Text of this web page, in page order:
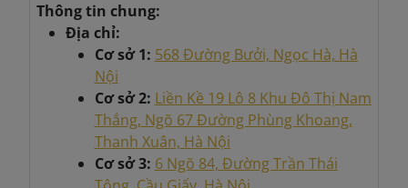
Thông tin chung:
Địa chỉ:
Cơ sở 1: 568 Đường Bưởi, Ngọc Hà, Hà
Nội
Cơ sở 2: Liền Kề 19 Lô 8 Khu Đô Thị Nam
Thắng, Ngõ 67 Đường Phùng Khoang,
Thanh Xuân, Hà Nội
Cơ sở 3: 6 Ngõ 84, Đường Trần Thái